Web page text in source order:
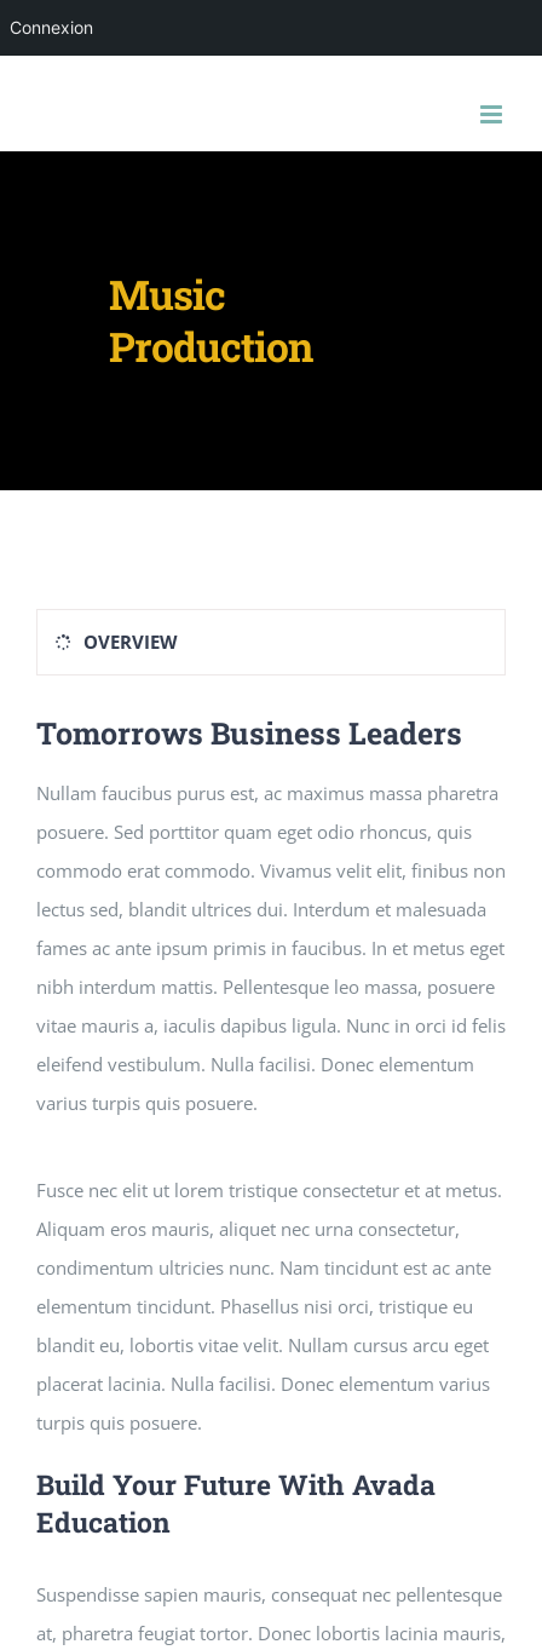
Connexion
Music
Production
OVERVIEW
Tomorrows Business Leaders
Nullam faucibus purus est, ac maximus massa pharetra
posuere. Sed porttitor quam eget odio rhoncus, quis
commodo erat commodo. Vivamus velit elit, finibus non
lectus sed, blandit ultrices dui. Interdum et malesuada
fames ac ante ipsum primis in faucibus. In et metus eget
nibh interdum mattis. Pellentesque leo massa, posuere
vitae mauris a, iaculis dapibus ligula. Nunc in orci id felis
eleifend vestibulum. Nulla facilisi. Donec elementum
varius turpis quis posuere.
Fusce nec elit ut lorem tristique consectetur et at metus.
Aliquam eros mauris, aliquet nec urna consectetur,
condimentum ultricies nunc. Nam tincidunt est ac ante
elementum tincidunt. Phasellus nisi orci, tristique eu
blandit eu, lobortis vitae velit. Nullam cursus arcu eget
placerat lacinia. Nulla facilisi. Donec elementum varius
turpis quis posuere.
Build Your Future With Avada
Education
Suspendisse sapien mauris, consequat nec pellentesque
at, pharetra feugiat tortor. Donec lobortis lacinia mauris,